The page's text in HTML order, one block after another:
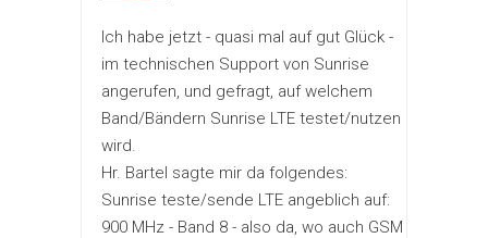
Ich habe jetzt - quasi mal auf gut Glück -
im technischen Support von Sunrise
angerufen, und gefragt, auf welchem
Band/Bändern Sunrise LTE testet/nutzen
wird.
Hr. Bartel sagte mir da folgendes:
Sunrise teste/sende LTE angeblich auf:
900 MHz - Band 8 - also da, wo auch GSM